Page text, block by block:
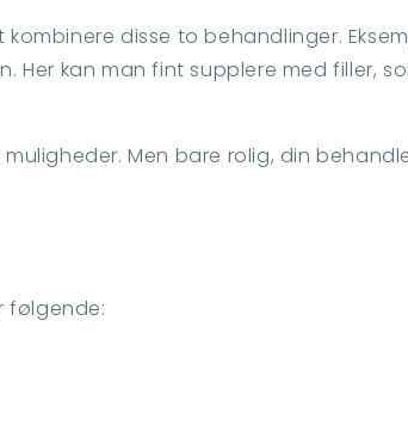
disse to behandlinger.
Her kan man fint supplere med filler,
Men bare rolig, din
følgende: